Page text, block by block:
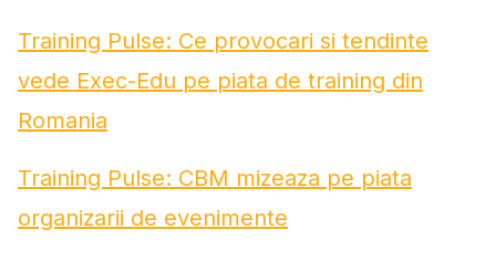
Training Pulse: Ce provocari si tendinte
vede Exec-Edu pe piata de training din
Romania
Training Pulse: CBM mizeaza pe piata
organizarii de evenimente